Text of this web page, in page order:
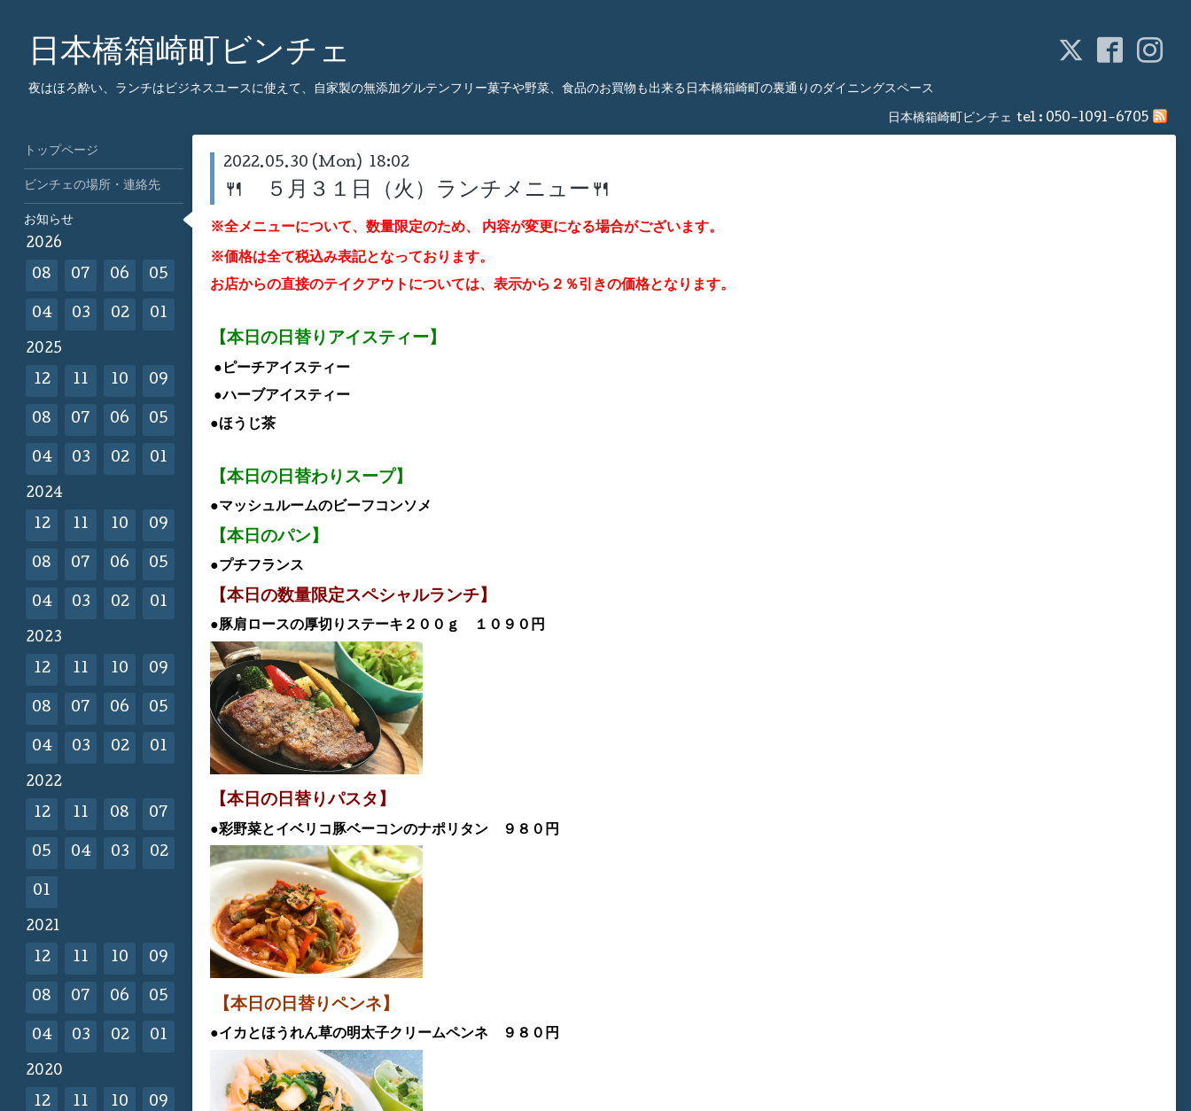
日本橋箱崎町ビンチェ
夜はほろ酔い、ランチはビジネスユースに使えて、自家製の無添加グルテンフリー菓子や野菜、食品のお買物も出来る日本橋箱崎町の裏通りのダイニングスペース
日本橋箱崎町ビンチェ tel : 050-1091-6705
2022.05.30 (Mon) 18:02
🍴 ５月３１日（火）ランチメニュー🍴
※全メニューについて、数量限定のため、
内容が変更になる場合がございます。
※価格は全て税込み表記となっております。
お店からの直接のテイクアウトについては、表示から２％引きの価格となります。
【本日の日替りアイスティー】
●ピーチアイスティー
●ハーブアイスティー
●ほうじ茶
【本日の日替わりスープ】
●マッシュルームのビーフコンソメ
【本日のパン】
●プチフランス
【本日の数量限定スペシャルランチ】
●豚肩ロースの厚切りステーキ２００ｇ １０９０ 円
【本日の日替りパスタ】
●彩野菜とイベリコ豚ベーコンのナポリタン ９８０円
【本日の日替りペンネ】
●イカとほうれん草の明太子クリームペンネ ９８０円
トップページ
ビンチェの場所・連絡先
お知らせ
2026
08 07 06 05
04 03 02 01
2025
12 11 10 09
08 07 06 05
04 03 02 01
2024
12 11 10 09
08 07 06 05
04 03 02 01
2023
12 11 10 09
08 07 06 05
04 03 02 01
2022
12 11 08 07
05 04 03 02
01
2021
12 11 10 09
08 07 06 05
04 03 02 01
2020
12 11 10 09